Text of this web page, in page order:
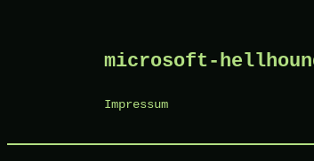
microsoft-
Impressum